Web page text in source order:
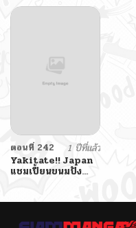
ตอนที่ 242
1 ปีที่แล้ว
Yakitate!! Japan
แชมเปี้ยนขนมปัง